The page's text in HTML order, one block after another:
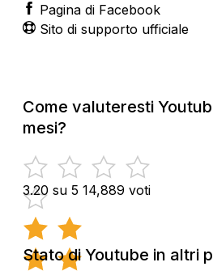
Pagina di Facebook
Sito di supporto ufficiale
Come valuteresti
mesi?
3.20 su 5 14,889 voti
Stato di Youtube in altri